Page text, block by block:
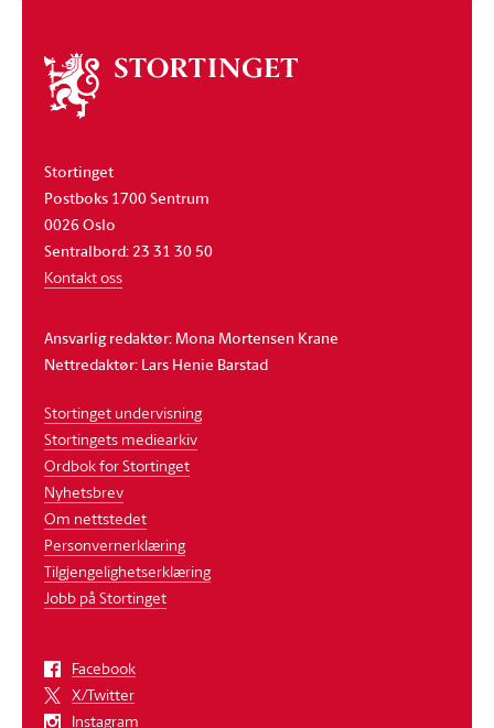
Om
stortinget
Stortinget
Postboks 1700 Sentrum
0026 Oslo
Sentralbord: 23 31 30 50
Kontakt oss
Ansvarlig redaktør: Mona Mortensen Krane
Nettredaktør: Lars Henie Barstad
Stortinget undervisning
Stortingets mediearkiv
Ordbok for Stortinget
Nyhetsbrev
Om nettstedet
Personvernerklæring
Tilgjengelighetserklæring
Jobb på Stortinget
Facebook
X/Twitter
Instagram